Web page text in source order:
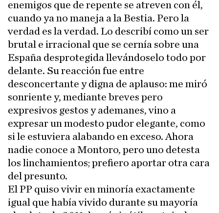
enemigos que de repente se atreven con él,
cuando ya no maneja a la Bestia. Pero la
verdad es la verdad. Lo describí como un ser
brutal e irracional que se cernía sobre una
España desprotegida llevándoselo todo por
delante. Su reacción fue entre
desconcertante y digna de aplauso: me miró
sonriente y, mediante breves pero
expresivos gestos y ademanes, vino a
expresar un modesto pudor elegante, como
si le estuviera alabando en exceso. Ahora
nadie conoce a Montoro, pero uno detesta
los linchamientos; prefiero aportar otra cara
del presunto.
El PP quiso vivir en minoría exactamente
igual que había vivido durante su mayoría